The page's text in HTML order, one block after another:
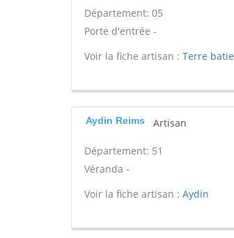
Département: 05
Porte d'entrée -
Voir la fiche artisan : Terre batie
Aydin Reims Artisan
Département: 51
Véranda -
Voir la fiche artisan : Aydin